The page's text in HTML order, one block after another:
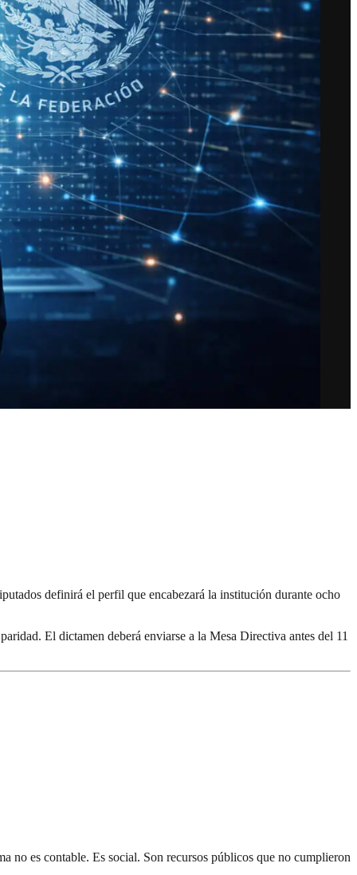
definirá el perfil que encabezará la institución durante ocho
El dictamen deberá enviarse a la Mesa Directiva antes del 11
no es contable. Es social. Son recursos públicos que no cumplieron